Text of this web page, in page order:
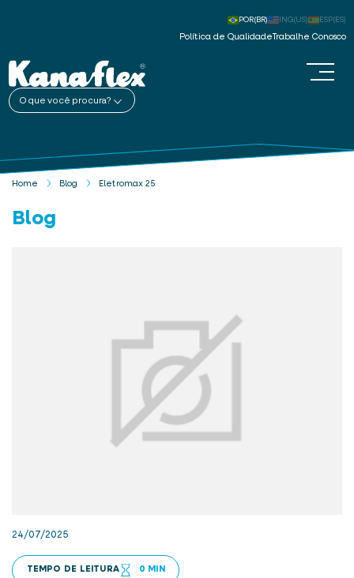
Política de Qualidade Trabalhe Conosco
POR(BR) ING(US) ESP(ES)
O que você procura?
Home Blog Eletromax 25
Blog
24/07/2025
TEMPO DE LEITURA 0 MIN